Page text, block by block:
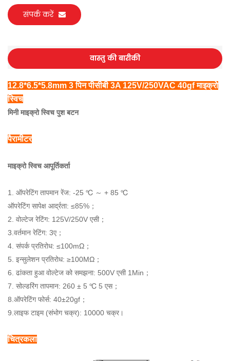
संपर्क करें
वास्तु की बारीकी
12.8*6.5*5.8mm 3 पिन पीसीबी 3A 125V/250VAC 40gf माइक्रो
स्विच
मिनी माइक्रो स्विच पुश बटन
पैरामीटर
माइक्रो स्विच आपूर्तिकर्ता
1. ऑपरेटिंग तापमान रेंज: -25 ℃ ～ + 85 ℃
ऑपरेटिंग सापेक्ष आर्द्रता: ≤85%；
2. वोल्टेज रेटिंग: 125V/250V एसी；
3.वर्तमान रेटिंग: 3ए；
4. संपर्क प्रतिरोध: ≤100mΩ；
5. इन्सुलेशन प्रतिरोध: ≥100MΩ；
6. ढांकता हुआ वोल्टेज को समझना: 500V एसी 1Min；
7. सोल्डरिंग तापमान: 260 ± 5 ℃ 5 एस；
8.ऑपरेटिंग फोर्स: 40±20gf；
9.लाइफ टाइम (संभोग चक्र): 10000 चक्र।
चित्रकला